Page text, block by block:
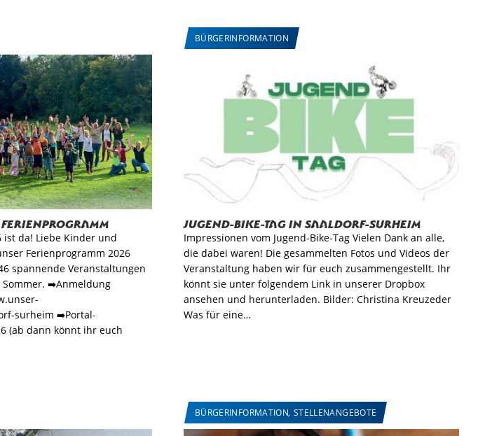
ist da! Liebe Kinder und
Ferienprogramm 2026
spannende Veranstaltungen
➡️Anmeldung
surheim ➡️Portal-
(ab dann könnt ihr euch
BÜRGERINFORMATION
Jugend-Bike-Tag in Saaldorf-Surheim
Impressionen vom Jugend-Bike-Tag Vielen Dank an alle,
die dabei waren! Die gesammelten Fotos und Videos der
Veranstaltung haben wir für euch zusammengestellt. Ihr
könnt sie unter folgendem Link in unserer Dropbox
ansehen und herunterladen. Bilder: Christina Kreuzeder
Was für eine…
BÜRGERINFORMATION,STELLENANGEBOTE